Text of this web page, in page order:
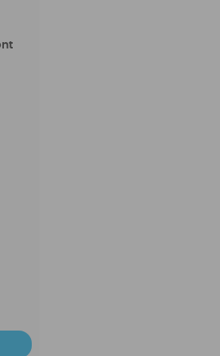
sitter sjukt bekvämt och är
bli en hit.